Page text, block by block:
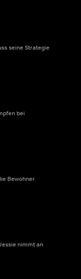
seine Strategie
bei
Bewohner
nimmt an